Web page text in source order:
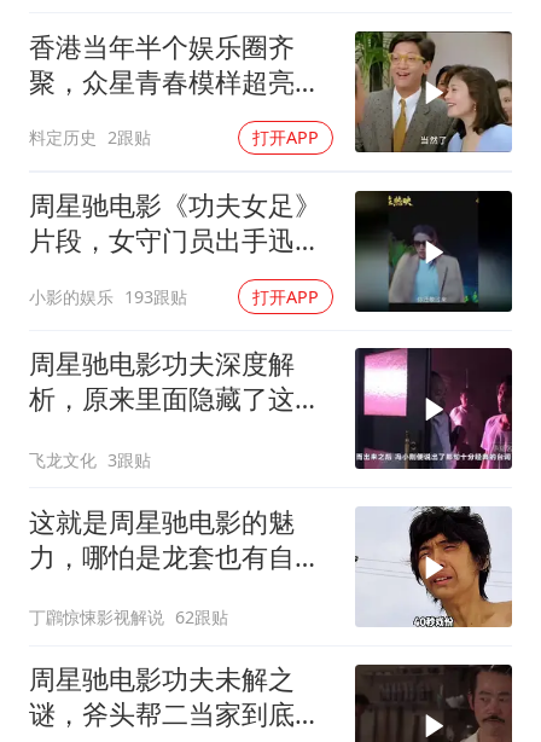
香港当年半个娱乐圈齐
聚，众星青春模样超亮
眼，星爷现身瞬间惊艳
料定历史 2跟贴 打开APP
周星驰电影《功夫女足》
片段，女守门员出手迅
猛，一次比一次搞笑
小影的娱乐 193跟贴 打开APP
周星驰电影功夫深度解
析，原来里面隐藏了这么
飞龙文化 3跟贴
这就是周星驰电影的魅
力，哪怕是龙套也有自己
丁鸊惊悚影视解说 62跟贴
周星驰电影功夫未解之
谜，斧头帮二当家到底是